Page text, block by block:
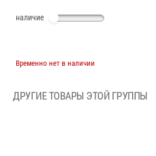
наличие
Временно нет в наличии
ДРУГИЕ ТОВАРЫ ЭТОЙ ГРУППЫ